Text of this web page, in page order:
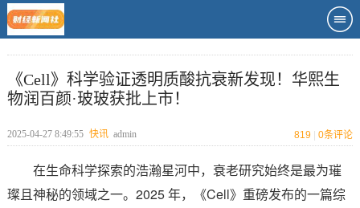
《Cell》科学验证透明质酸抗衰新发现！华熙生
物润百颜·玻玻获批上市！
2025-04-27 8:49:55 快讯 admin 819 0条评论
在生命科学探索的浩瀚星河中，衰老研究始终是最为璀
璨且神秘的领域之一。2025 年，《Cell》重磅发布的一篇综